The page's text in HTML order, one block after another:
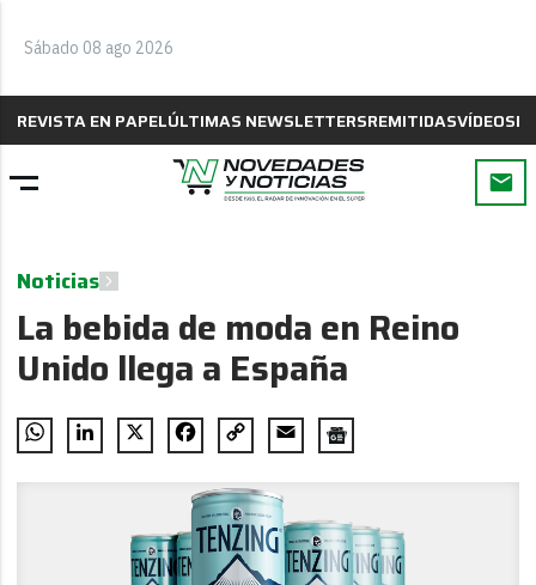
Sábado 08 ago 2026
REVISTA EN PAPELÚLTIMAS NEWSLETTERSREMITIDASVÍDEOS
Noticias
La bebida de moda en Reino
Unido llega a España
WhatsAppLinkedIn
X FacebookCopy
Email